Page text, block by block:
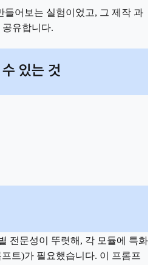
들어보는 실험이었고, 그 제작 과
유합니다.
있는 것
전문성이 뚜렷해, 각 모듈에 특화
트)가 필요했습니다. 이 프롬프